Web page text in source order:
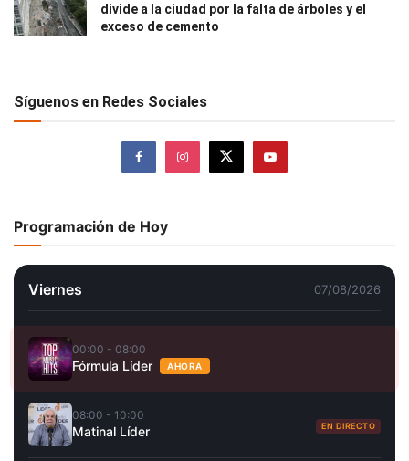
divide a la ciudad por la falta de árboles y el
exceso de cemento
Síguenos en Redes Sociales
Programación de Hoy
Viernes 07/08/2026
00:00 - 08:00
Fórmula Líder AHORA
08:00 - 10:00
Matinal Líder EN DIRECTO